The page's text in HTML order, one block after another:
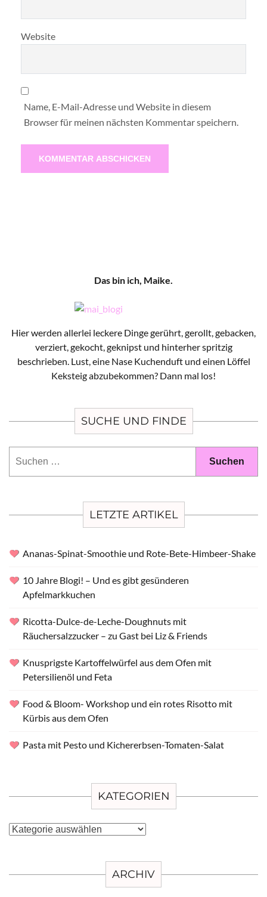
Website
Name, E-Mail-Adresse und Website in diesem
Browser für meinen nächsten Kommentar speichern.
Das bin ich, Maike.
Hier werden allerlei leckere Dinge gerührt, gerollt, gebacken,
verziert, gekocht, geknipst und hinterher spritzig
beschrieben. Lust, eine Nase Kuchenduft und einen Löffel
Keksteig abzubekommen? Dann mal los!
SUCHE UND FINDE
LETZTE ARTIKEL
Ananas-Spinat-Smoothie und Rote-Bete-Himbeer-Shake
10 Jahre Blogi! – Und es gibt gesünderen
Apfelmarkkuchen
Ricotta-Dulce-de-Leche-Doughnuts mit
Räuchersalzzucker – zu Gast bei Liz & Friends
Knusprigste Kartoffelwürfel aus dem Ofen mit
Petersilienöl und Feta
Food & Bloom- Workshop und ein rotes Risotto mit
Kürbis aus dem Ofen
Pasta mit Pesto und Kichererbsen-Tomaten-Salat
KATEGORIEN
Kategorien
ARCHIV